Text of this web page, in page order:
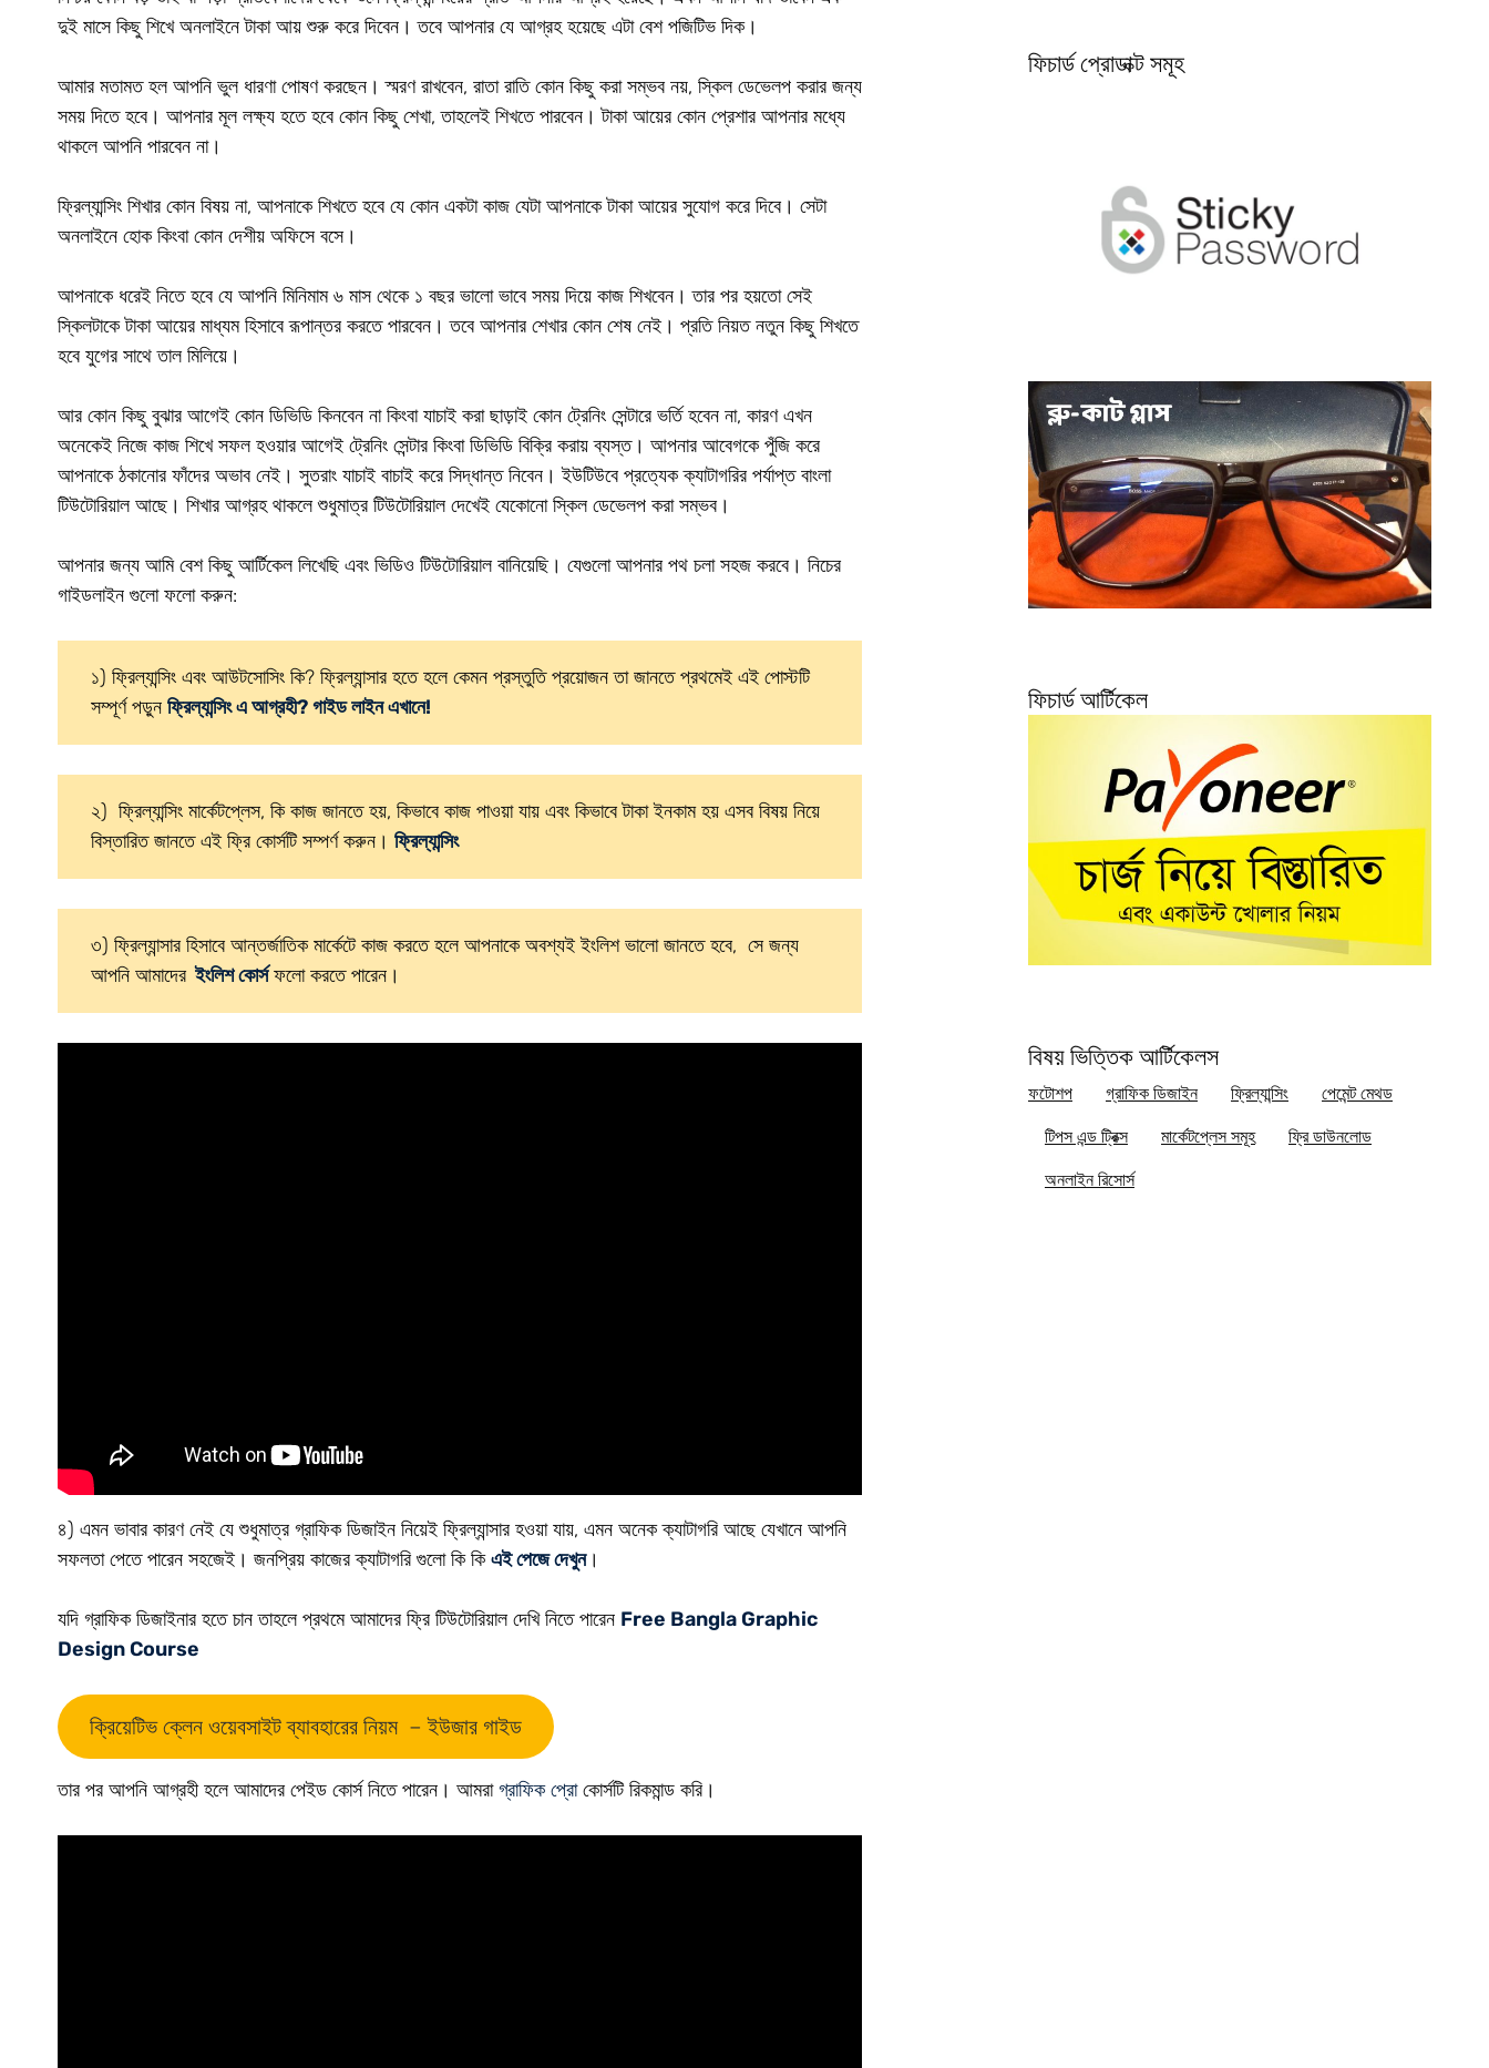
দুই মাসে কিছু শিখে অনলাইনে টাকা আয় শুরু করে দিবেন। তবে আপনার যে আগ্রহ হয়েছে এটা বেশ পজিটিভ দিক।
আমার মতামত হল আপনি ভুল ধারণা পোষণ করছেন। স্মরণ রাখবেন, রাতা রাতি কোন কিছু করা সম্ভব নয়, স্কিল ডেভেলপ করার জন্য
সময় দিতে হবে। আপনার মূল লক্ষ্য হতে হবে কোন কিছু শেখা, তাহলেই শিখতে পারবেন। টাকা আয়ের কোন প্রেশার আপনার মধ্যে
থাকলে আপনি পারবেন না।
ফ্রিল্যান্সিং শিখার কোন বিষয় না, আপনাকে শিখতে হবে যে কোন একটা কাজ যেটা আপনাকে টাকা আয়ের সুযোগ করে দিবে। সেটা
অনলাইনে হোক কিংবা কোন দেশীয় অফিসে বসে।
আপনাকে ধরেই নিতে হবে যে আপনি মিনিমাম ৬ মাস থেকে ১ বছর ভালো ভাবে সময় দিয়ে কাজ শিখবেন। তার পর হয়তো সেই
স্কিলটাকে টাকা আয়ের মাধ্যম হিসাবে রূপান্তর করতে পারবেন। তবে আপনার শেখার কোন শেষ নেই। প্রতি নিয়ত নতুন কিছু শিখতে
হবে যুগের সাথে তাল মিলিয়ে।
আর কোন কিছু বুঝার আগেই কোন ডিভিডি কিনবেন না কিংবা যাচাই করা ছাড়াই কোন ট্রেনিং সেন্টারে ভর্তি হবেন না, কারণ এখন
অনেকেই নিজে কাজ শিখে সফল হওয়ার আগেই ট্রেনিং সেন্টার কিংবা ডিভিডি বিক্রি করায় ব্যস্ত। আপনার আবেগকে পুঁজি করে
আপনাকে ঠকানোর ফাঁদের অভাব নেই। সুতরাং যাচাই বাচাই করে সিদ্ধান্ত নিবেন। ইউটিউবে প্রত্যেক ক্যাটাগরির পর্যাপ্ত বাংলা
টিউটোরিয়াল আছে। শিখার আগ্রহ থাকলে শুধুমাত্র টিউটোরিয়াল দেখেই যেকোনো স্কিল ডেভেলপ করা সম্ভব।
আপনার জন্য আমি বেশ কিছু আর্টিকেল লিখেছি এবং ভিডিও টিউটোরিয়াল বানিয়েছি। যেগুলো আপনার পথ চলা সহজ করবে। নিচের
গাইডলাইন গুলো ফলো করুন:
১) ফ্রিল্যান্সিং এবং আউটসোসিং কি? ফ্রিল্যান্সার হতে হলে কেমন প্রস্তুতি প্রয়োজন তা জানতে প্রথমেই এই পোস্টটি
সম্পূর্ণ পড়ুন ফ্রিল্যান্সিং এ আগ্রহী? গাইড লাইন এখানে!
২) ফ্রিল্যান্সিং মার্কেটপ্লেস, কি কাজ জানতে হয়, কিভাবে কাজ পাওয়া যায় এবং কিভাবে টাকা ইনকাম হয় এসব বিষয় নিয়ে
বিস্তারিত জানতে এই ফ্রি কোর্সটি সম্পর্ণ করুন। ফ্রিল্যান্সিং
৩) ফ্রিল্যান্সার হিসাবে আন্তর্জাতিক মার্কেটে কাজ করতে হলে আপনাকে অবশ্যই ইংলিশ ভালো জানতে হবে, সে জন্য
আপনি আমাদের ইংলিশ কোর্সফলো করতে পারেন।
৪) এমন ভাবার কারণ নেই যে শুধুমাত্র গ্রাফিক ডিজাইন নিয়েই ফ্রিল্যান্সার হওয়া যায়, এমন অনেক ক্যাটাগরি আছে যেখানে আপনি
সফলতা পেতে পারেন সহজেই। জনপ্রিয় কাজের ক্যাটাগরি গুলো কি কিএই পেজে দেখুন।
যদি গ্রাফিক ডিজাইনার হতে চান তাহলে প্রথমে আমাদের ফ্রি টিউটোরিয়াল দেখি নিতে পারেন Free Bangla Graphic
Design Course
ক্রিয়েটিভ ক্লেন ওয়েবসাইট ব্যাবহারের নিয়ম – ইউজার গাইড
তার পর আপনি আগ্রহী হলে আমাদের পেইড কোর্স নিতে পারেন। আমরাগ্রাফিক প্রোকোর্সটি রিকমান্ড করি।
ফিচার্ড প্রোডাক্ট সমূহ
ফিচার্ড আর্টিকেল
বিষয় ভিত্তিক আর্টিকেলস
ফটোশপ গ্রাফিক ডিজাইন ফ্রিল্যান্সিং পেমেন্ট মেথড
টিপস এন্ড ট্রিক্স মার্কেটপ্লেস সমূহ ফ্রি ডাউনলোড
অনলাইন রিসোর্স